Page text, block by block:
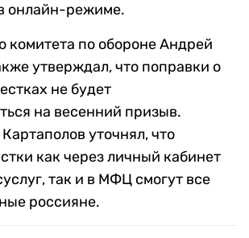
онлайн-режиме.
комитета по обороне Андрей
утверждал, что поправки о
не будет
на весенний призыв.
уточнял, что
как через личный кабинет
так и в МФЦ смогут все
россияне.